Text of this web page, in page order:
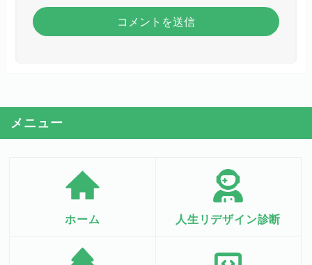
メニュー
ホーム 人生リデザイン診断